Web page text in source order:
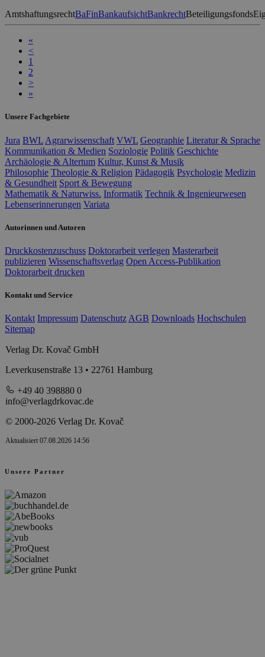
AmtshaftungsrechtBaFinBankaufsichtBankrechtBeteiligungsfonds
«
<
1
2
>
»
Unsere Fachgebiete
Jura BWL Agrarwissenschaft VWL Geographie Literatur & Sprache
Kommunikation & Medien Soziologie Politik Geschichte
Archäologie & Altertum Kultur, Kunst & Musik
Philosophie Theologie & Religion Pädagogik Psychologie Medizin
& Gesundheit Sport & Bewegung
Mathematik & Naturwiss. Informatik Technik & Ingenieurwesen
Lebenserinnerungen Variata
Autorinnen und Autoren
Druckkostenzuschuss Doktorarbeit verlegen Masterarbeit
publizieren Wissenschaftsverlag Open Access-Publikation
Doktorarbeit drucken
Kontakt und Service
Kontakt Impressum Datenschutz AGB Downloads Hochschulen
Sitemap
Verlag Dr. Kovač GmbH
Leverkusenstraße 13 • 22761 Hamburg
+49 40 398880 0
info@verlagdrkovac.de
© 2000-2026 Verlag Dr. Kovač
Aktualisiert 07.08.2026 14:56
Unsere Partner